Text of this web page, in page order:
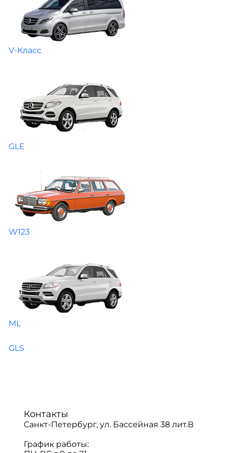
V-Класс
GLE
W123
ML
GLS
Контакты
Санкт-Петербург, ул. Бассейная 38 лит.В
График работы: